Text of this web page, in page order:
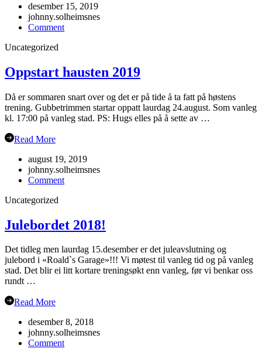
desember 15, 2019
johnny.solheimsnes
Commenton
Uncategorized
Oppstart hausten 2019
Då er sommaren snart over og det er på tide å ta fatt på høstens
trening. Gubbetrimmen startar oppatt laurdag 24.august. Som vanleg
kl. 17:00 på vanleg stad. PS: Hugs elles på å sette av …
Read More
august 19, 2019
johnny.solheimsnes
Commenton
Uncategorized
Julebordet 2018!
Det tidleg men laurdag 15.desember er det juleavslutning og
julebord i «Roald`s Garage»!!! Vi møtest til vanleg tid og på vanleg
stad. Det blir ei litt kortare treningsøkt enn vanleg, før vi benkar oss
rundt …
Read More
desember 8, 2018
johnny.solheimsnes
Commenton